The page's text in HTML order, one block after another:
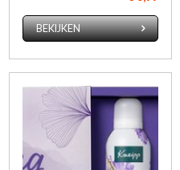
BEKIJKEN